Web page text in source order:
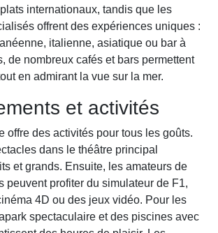
internationaux, tandis que les
offrent des expériences uniques :
italienne, asiatique ou bar à
de nombreux cafés et bars permettent
en admirant la vue sur la mer.
et activités
offre des activités pour tous les goûts.
dans le théâtre principal
et grands. Ensuite, les amateurs de
peuvent profiter du simulateur de F1,
4D ou des jeux vidéo. Pour les
spectaculaire et des piscines avec